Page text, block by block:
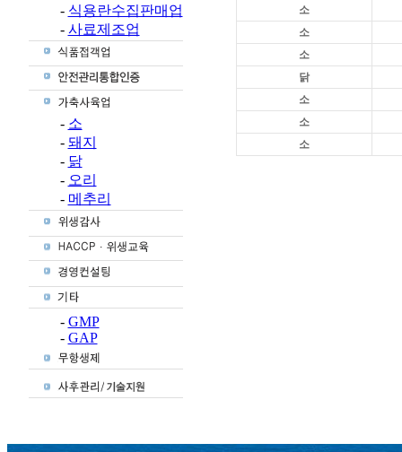
- 식용란수집판매업
- 사료제조업
- 소
- 돼지
- 닭
- 오리
- 메추리
- GMP
- GAP
소
소
소
닭
소
소
소